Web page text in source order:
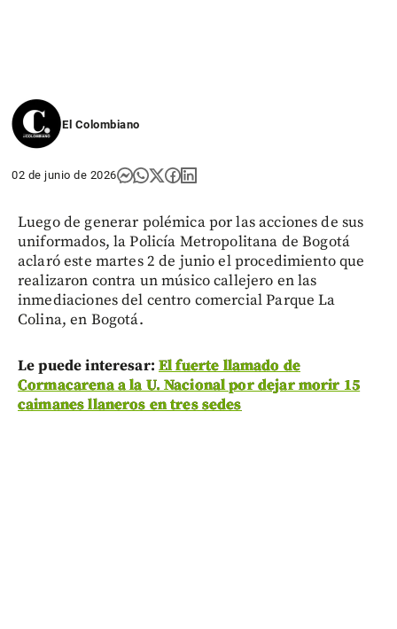
El Colombiano
02 de junio de 2026
Luego de generar polémica por las acciones de sus
uniformados, la Policía Metropolitana de Bogotá
aclaró este martes 2 de junio el procedimiento que
realizaron contra un músico callejero en las
inmediaciones del centro comercial Parque La
Colina, en Bogotá.
Le puede interesar: El fuerte llamado de
Cormacarena a la U. Nacional por dejar morir 15
caimanes llaneros en tres sedes